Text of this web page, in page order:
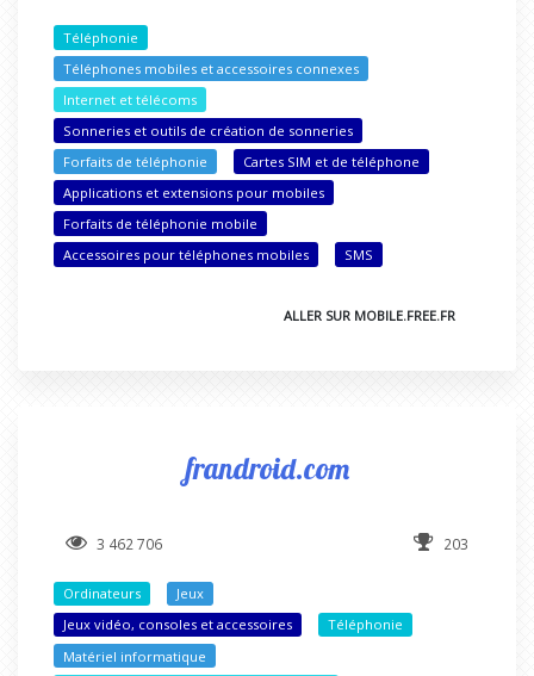
Téléphonie
Téléphones mobiles et accessoires connexes
Internet et télécoms
Sonneries et outils de création de sonneries
Forfaits de téléphonie
Cartes SIM et de téléphone
Applications et extensions pour mobiles
Forfaits de téléphonie mobile
Accessoires pour téléphones mobiles
SMS
ALLER SUR MOBILE.FREE.FR
frandroid.com
3 462 706 203
Ordinateurs
Jeux
Jeux vidéo, consoles et accessoires
Téléphonie
Matériel informatique